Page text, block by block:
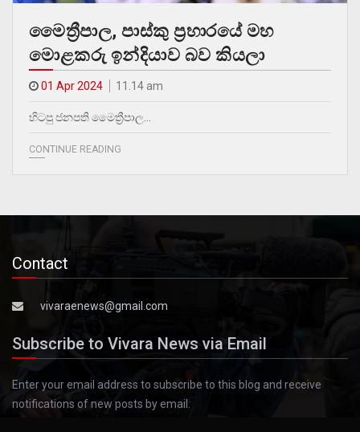
මෛත්‍රීපාල, පාස්කු ප්‍රහාරයේ මහ
මොළකරු ඉන්දියාව බව කියලා
01 Apr 2024 11.14 am
හිටපු ජනපති මෛත්‍රීපාල…
CONTINUE READING
Contact
vivaraenews@gmail.com
Subscribe to Vivara News via Email
Enter your email address to subscribe to this blog and receive
notifications of new posts by email.